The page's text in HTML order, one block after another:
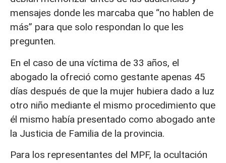
mensajes donde les marcaba que “no hablen de
más” para que solo respondan lo que les
pregunten.
En el caso de una víctima de 33 años, el
abogado la ofreció como gestante apenas 45
días después de que la mujer hubiera dado a luz
otro niño mediante el mismo procedimiento que
él mismo había presentado como abogado ante
la Justicia de Familia de la provincia.
Para los representantes del MPF, la ocultación